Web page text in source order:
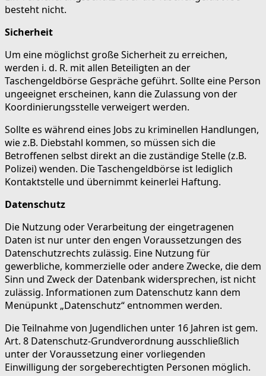
besteht nicht.
Sicherheit
Um eine möglichst große Sicherheit zu erreichen,
werden i. d. R. mit allen Beteiligten an der
Taschengeldbörse Gespräche geführt. Sollte eine Person
ungeeignet erscheinen, kann die Zulassung von der
Koordinierungsstelle verweigert werden.
Sollte es während eines Jobs zu kriminellen Handlungen,
wie z.B. Diebstahl kommen, so müssen sich die
Betroffenen selbst direkt an die zuständige Stelle (z.B.
Polizei) wenden. Die Taschengeldbörse ist lediglich
Kontaktstelle und übernimmt keinerlei Haftung.
Datenschutz
Die Nutzung oder Verarbeitung der eingetragenen
Daten ist nur unter den engen Voraussetzungen des
Datenschutzrechts zulässig. Eine Nutzung für
gewerbliche, kommerzielle oder andere Zwecke, die dem
Sinn und Zweck der Datenbank widersprechen, ist nicht
zulässig. Informationen zum Datenschutz kann dem
Menüpunkt „Datenschutz“ entnommen werden.
Die Teilnahme von Jugendlichen unter 16 Jahren ist gem.
Art. 8 Datenschutz-Grundverordnung ausschließlich
unter der Voraussetzung einer vorliegenden
Einwilligung der sorgeberechtigten Personen möglich.